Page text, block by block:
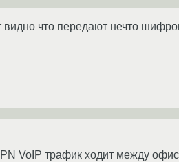
что передают нечто
VoIP трафик ходит между